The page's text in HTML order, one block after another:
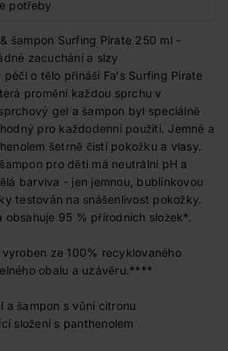
potřeby
šampon Surfing Pirate 250 ml -
zacuchání a slzy
o tělo přináší Fa‘s Surfing Pirate
promění každou sprchu v
gel a šampon byl speciálně
pro každodenní použití. Jemné a
šetrně čistí pokožku a vlasy.
pro děti má neutrální pH a
barviva - jen jemnou, bublinkovou
testován na snášenlivost pokožky.
obsahuje 95 % přírodních složek*.
ze 100% recyklovaného
obalu a uzávěru.****
a šampon s vůní citronu
složení s panthenolem